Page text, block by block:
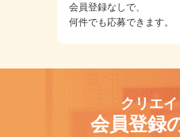
会員登録なしで、
何件でも応募できます。
クリエ
会員登録